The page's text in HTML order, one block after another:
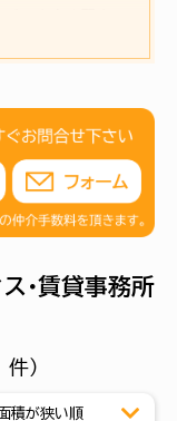
向けに高層階
層階の物件は、
とができます。
り、比較的に設
ジアップも期待
た職場環境を
す。
東京都内のエ
お探しのお客様
広く掲載して
ィス選びをサ
・賃貸事務所
件）